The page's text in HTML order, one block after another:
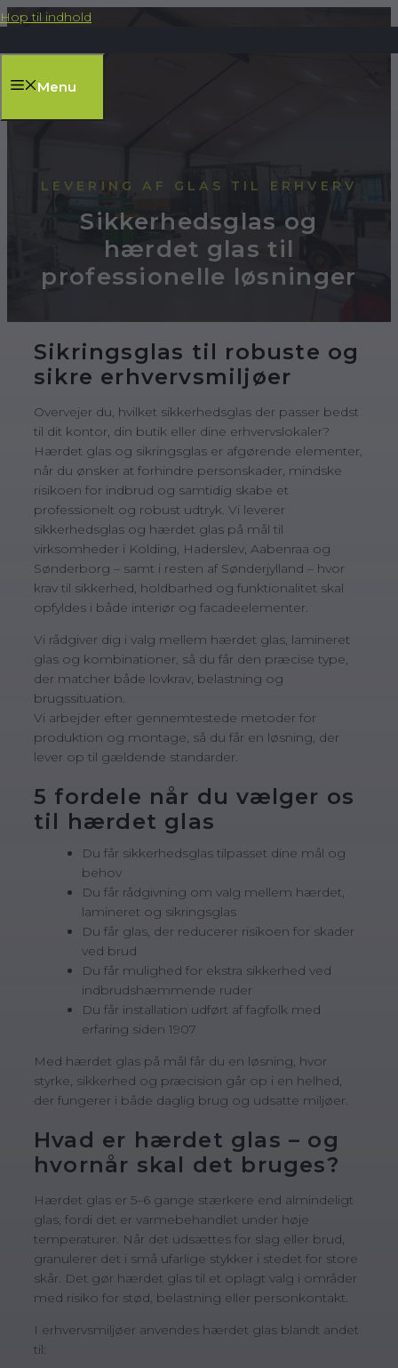
Hop til indhold
Menu
LEVERING AF GLAS TIL ERHVERV
Sikkerhedsglas og
hærdet glas til
professionelle løsninger
Sikringsglas til robuste og
sikre erhvervsmiljøer
Overvejer du, hvilket sikkerhedsglas der passer bedst
til dit kontor, din butik eller dine erhvervslokaler?
Hærdet glas og sikringsglas er afgørende elementer,
når du ønsker at forhindre personskader, mindske
risikoen for indbrud og samtidig skabe et
professionelt og robust udtryk. Vi leverer
sikkerhedsglas og hærdet glas på mål til
virksomheder i Kolding, Haderslev, Aabenraa og
Sønderborg – samt i resten af Sønderjylland – hvor
krav til sikkerhed, holdbarhed og funktionalitet skal
opfyldes i både interiør og facadeelementer.
Vi rådgiver dig i valg mellem hærdet glas, lamineret
glas og kombinationer, så du får den præcise type,
der matcher både lovkrav, belastning og
brugssituation.
Vi arbejder efter gennemtestede metoder for
produktion og montage, så du får en løsning, der
lever op til gældende standarder.
5 fordele når du vælger os
til hærdet glas
Du får sikkerhedsglas tilpasset dine mål og
behov
Du får rådgivning om valg mellem hærdet,
lamineret og sikringsglas
Du får glas, der reducerer risikoen for skader
ved brud
Du får mulighed for ekstra sikkerhed ved
indbrudshæmmende ruder
Du får installation udført af fagfolk med
erfaring siden 1907
Med hærdet glas på mål får du en løsning, hvor
styrke, sikkerhed og præcision går op i en helhed,
der fungerer i både daglig brug og udsatte miljøer.
Hvad er hærdet glas – og
hvornår skal det bruges?
Hærdet glas er 5–6 gange stærkere end almindeligt
glas, fordi det er varmebehandlet under høje
temperaturer. Når det udsættes for slag eller brud,
granulerer det i små ufarlige stykker i stedet for store
skår. Det gør hærdet glas til et oplagt valg i områder
med risiko for stød, belastning eller personkontakt.
I erhvervsmiljøer anvendes hærdet glas blandt andet
til: